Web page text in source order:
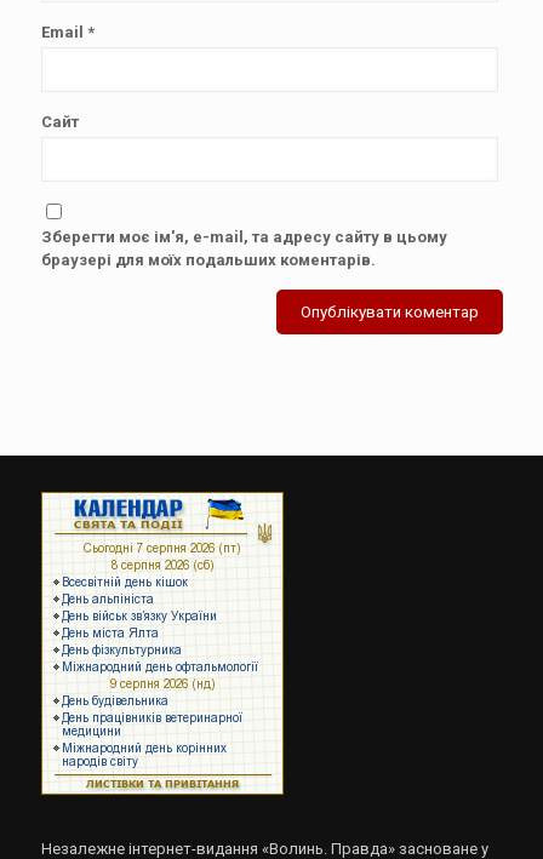
Email *
Сайт
Зберегти моє ім'я, e-mail, та адресу сайту в цьому
браузері для моїх подальших коментарів.
Незалежне інтернет-видання «Волинь. Правда» засноване у